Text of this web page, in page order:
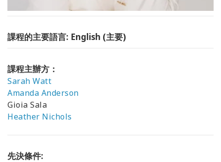
課程的主要語言: English (主要)
課程主辦方：
Sarah Watt
Amanda Anderson
Gioia Sala
Heather Nichols
先決條件: